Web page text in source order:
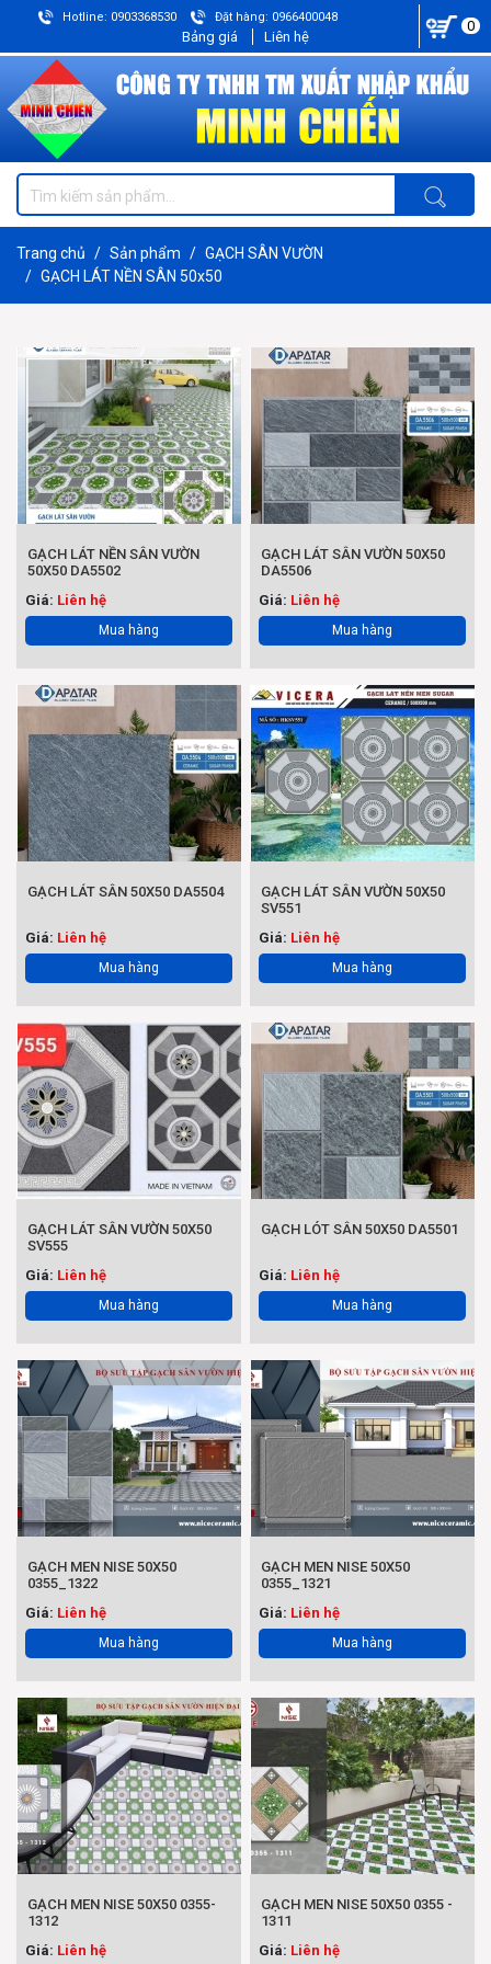
Hotline: 0903368530 Đặt hàng: 0966400048
0
Bảng giá Liên hệ
Trang chủ Sản phẩm
GẠCH SÂN VƯỜN
GẠCH LÁT NỀN SÂN 50x50
GẠCH LÁT NỀN SÂN VƯỜN
50X50 DA5502
Giá: Liên hệ
Mua hàng
GẠCH LÁT SÂN VƯỜN 50X50
DA5506
Giá: Liên hệ
Mua hàng
GẠCH LÁT SÂN 50X50 DA5504
Giá: Liên hệ
Mua hàng
GẠCH LÁT SÂN VƯỜN 50X50
SV551
Giá: Liên hệ
Mua hàng
GẠCH LÁT SÂN VƯỜN 50X50
SV555
Giá: Liên hệ
Mua hàng
GẠCH LÓT SÂN 50X50 DA5501
Giá: Liên hệ
Mua hàng
GẠCH MEN NISE 50X50
0355_1322
Giá: Liên hệ
Mua hàng
GẠCH MEN NISE 50X50
0355_1321
Giá: Liên hệ
Mua hàng
GẠCH MEN NISE 50X50 0355-
1312
Giá: Liên hệ
GẠCH MEN NISE 50X50 0355 -
1311
Giá: Liên hệ